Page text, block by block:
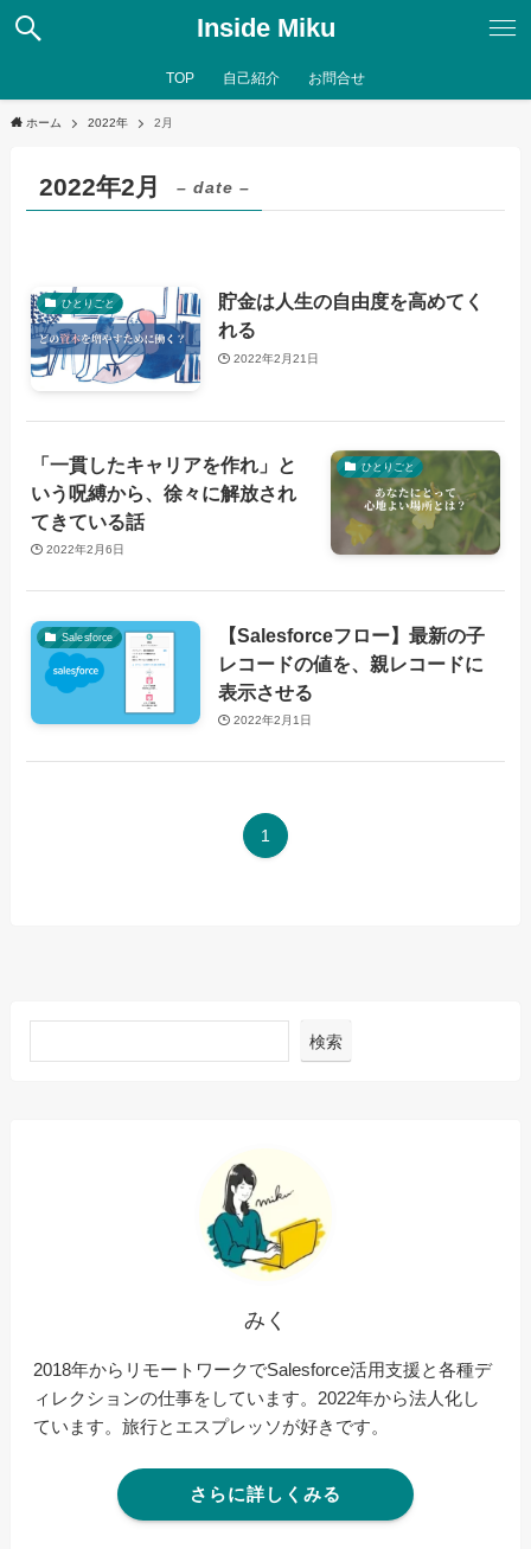
Inside Miku
TOP 自己紹介 お問合せ
ホーム 2022年 2月
2022年2月 – date –
ひとりごと
貯金は人生の自由度を高めてく
れる
2022年2月21日
ひとりごと
「一貫したキャリアを作れ」と
いう呪縛から、徐々に解放され
てきている話
2022年2月6日
Salesforce
【Salesforceフロー】最新の子
レコードの値を、親レコードに
表示させる
2022年2月1日
1
検索
みく
2018年からリモートワークでSalesforce活用支援と各種デ
ィレクションの仕事をしています。2022年から法人化し
ています。旅行とエスプレッソが好きです。
さらに詳しくみる